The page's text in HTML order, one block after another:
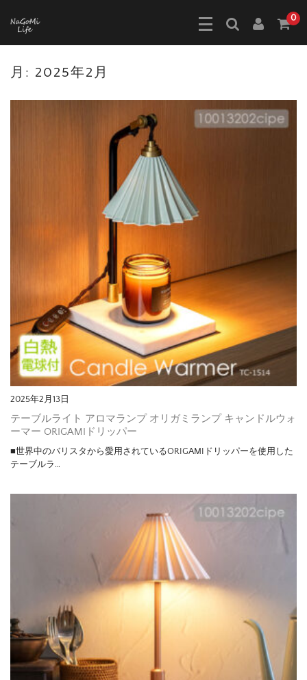
0
月: 2025年2月
2025年2月13日
テーブルライト アロマランプ オリガミランプ キャンドルウォ
ーマー ORIGAMIドリッパー
■世界中のバリスタから愛用されているORIGAMIドリッパーを使用した
テーブルラ…